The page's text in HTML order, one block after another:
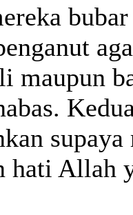
maupun
hati Allah